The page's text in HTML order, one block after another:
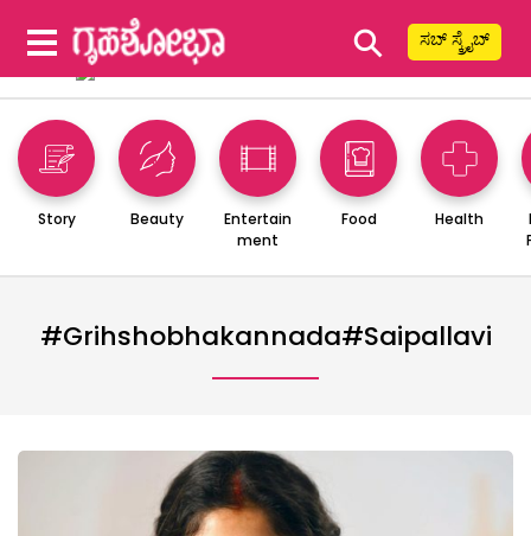
⚲ ಸಬ್ ಸ್ಕ್ರೈಬ್
Story Beauty
Entertain
ment
Food Health
#grihshobhakannada#saipallavi